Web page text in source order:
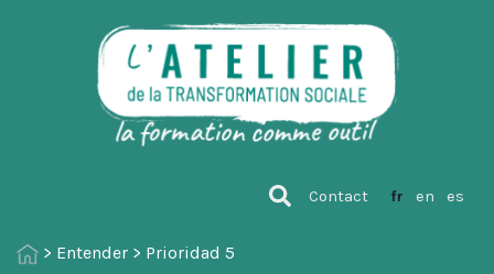
Contact fr en es
> Entender > Prioridad 5